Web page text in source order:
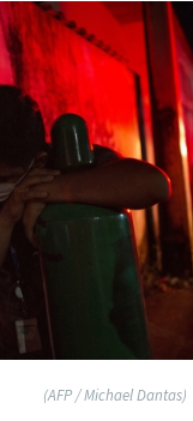
(AFP / Michael Dantas)